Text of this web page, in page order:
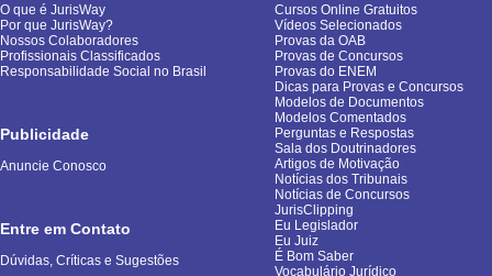
O que é JurisWay
Por que JurisWay?
Nossos Colaboradores
Profissionais Classificados
Responsabilidade Social no Brasil
Publicidade
Anuncie Conosco
Entre em Contato
Dúvidas, Críticas e Sugestões
Cursos Online Gratuitos
Vídeos Selecionados
Provas da OAB
Provas de Concursos
Provas do ENEM
Dicas para Provas e Concursos
Modelos de Documentos
Modelos Comentados
Perguntas e Respostas
Sala dos Doutrinadores
Artigos de Motivação
Notícias dos Tribunais
Notícias de Concursos
JurisClipping
Eu Legislador
Eu Juiz
É Bom Saber
Vocabulário Jurídico